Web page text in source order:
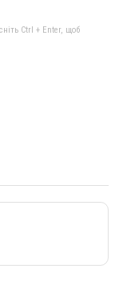
Ctrl + Enter, щоб